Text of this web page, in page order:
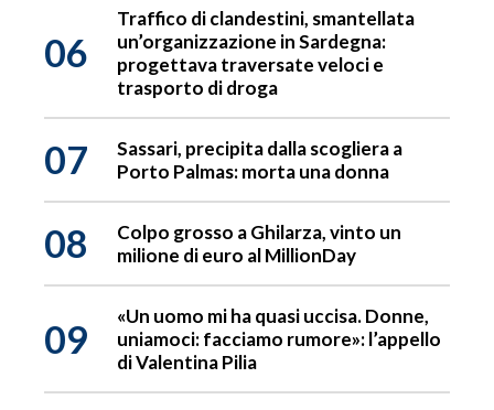
06
Traffico di clandestini, smantellata
un’organizzazione in Sardegna:
progettava traversate veloci e
trasporto di droga
07
Sassari, precipita dalla scogliera a
Porto Palmas: morta una donna
08
Colpo grosso a Ghilarza, vinto un
milione di euro al MillionDay
09
«Un uomo mi ha quasi uccisa. Donne,
uniamoci: facciamo rumore»: l’appello
di Valentina Pilia